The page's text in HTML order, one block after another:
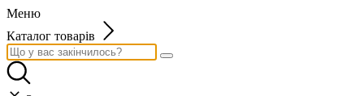
Меню
Каталог товарів